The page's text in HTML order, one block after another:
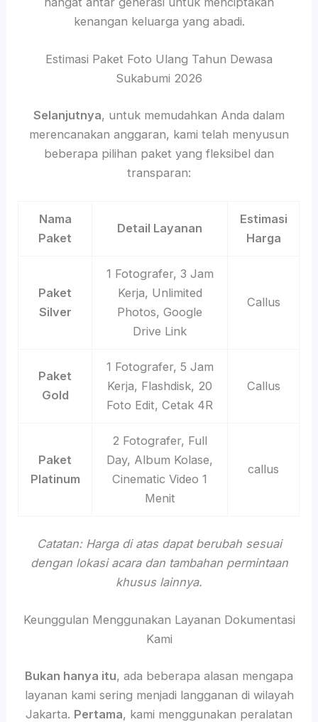
kenangan keluarga yang abadi.
Estimasi Paket Foto Ulang Tahun Dewasa
Sukabumi 2026
Selanjutnya, untuk memudahkan Anda dalam
merencanakan anggaran, kami telah menyusun
beberapa pilihan paket yang fleksibel dan
transparan:
Nama
Paket
Detail Layanan
Estimasi
Harga
Paket
Silver
1 Fotografer, 3 Jam
Kerja, Unlimited
Photos, Google
Drive Link
Callus
Paket
Gold
1 Fotografer, 5 Jam
Kerja, Flashdisk, 20
Foto Edit, Cetak 4R
Callus
Paket
Platinum
2 Fotografer, Full
Day, Album Kolase,
Cinematic Video 1
Menit
callus
Catatan: Harga di atas dapat berubah sesuai
dengan lokasi acara dan tambahan permintaan
khusus lainnya.
Keunggulan Menggunakan Layanan Dokumentasi
Kami
Bukan hanya itu, ada beberapa alasan mengapa
layanan kami sering menjadi langganan di wilayah
Jakarta. Pertama, kami menggunakan peralatan